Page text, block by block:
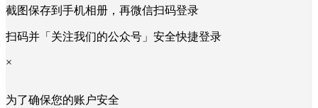
截图保存到手机相册，再微信扫码登录
扫码并「关注我们的公众号」安全快捷登录
×
为了确保您的账户安全